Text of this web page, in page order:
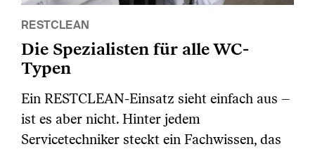
RESTCLEAN
Die Spezialisten für alle WC-
Typen
Ein RESTCLEAN-Einsatz sieht einfach aus –
ist es aber nicht. Hinter jedem
Servicetechniker steckt ein Fachwissen, das